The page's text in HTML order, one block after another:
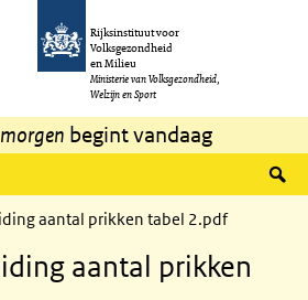
gaan
Rijksinstituut voor
Volksgezondheid
en Milieu
Ministerie van Volksgezondheid,
Welzijn en Sport
begint vandaag
aantal prikken tabel 2.pdf
aantal prikken